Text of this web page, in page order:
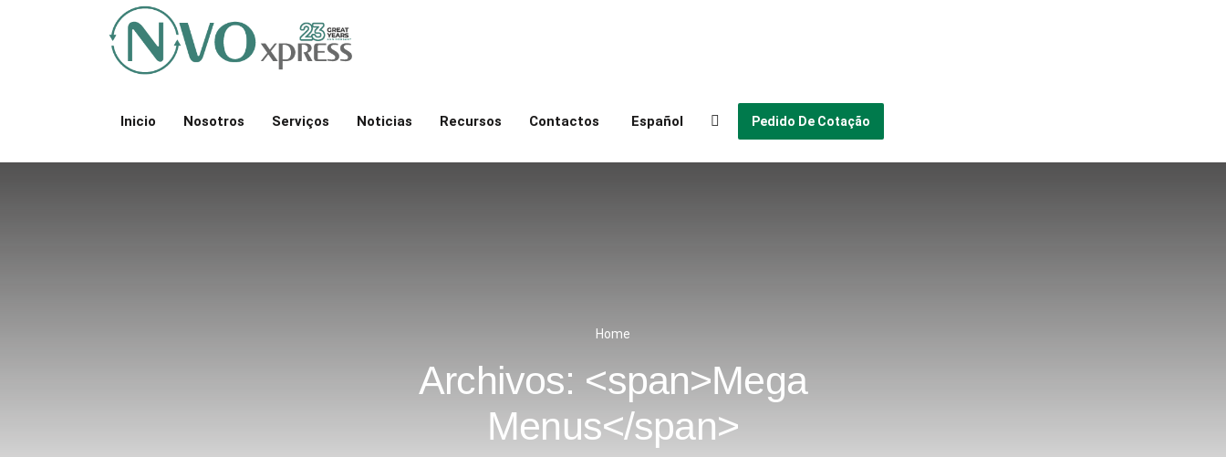
Inicio Nosotros Serviços Noticias Recursos Contactos Español Pedido De Cotação
Home
Archivos: <span>Mega
Menus</span>